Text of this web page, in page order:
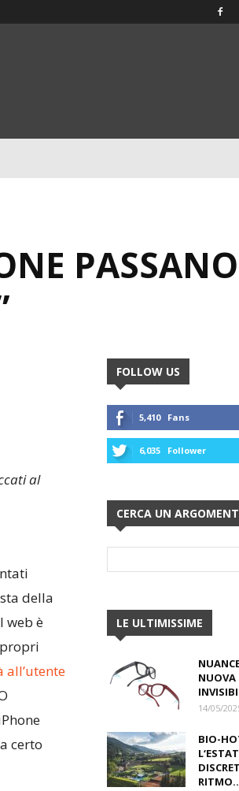
PASSANO
al
della
web è
all’utente
certo
FOLLOW US
5,410 Fans
6,035 Follower
CERCA UN
LE ULTIMISSIME
NUOVA
14/05/
BIO-